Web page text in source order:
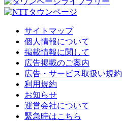
サイトマップ
個人情報について
掲載情報に関して
広告掲載のご案内
広告・サービス取扱い規約
利用規約
お知らせ
運営会社について
緊急時はこちら